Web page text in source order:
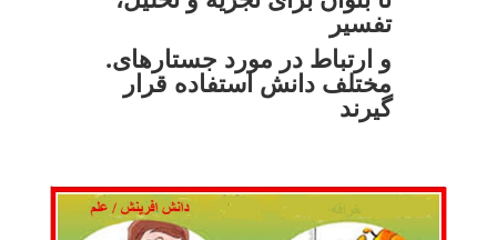
تفسیر
.و ارتباط در مورد جستارهای
مختلف دانش استفاده قرار
گیرند